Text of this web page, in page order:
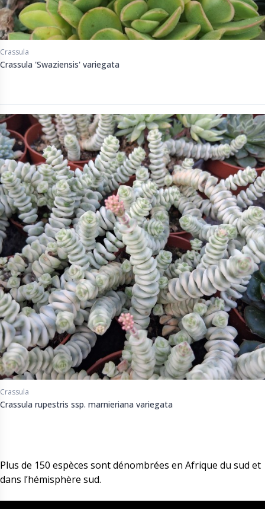
Plus de 150 espèces sont dénombrées en Afrique du sud et
dans l’hémisphère sud.
Crassula
Crassula 'Swaziensis' variegata
Crassula
Crassula rupestris ssp. marnieriana variegata